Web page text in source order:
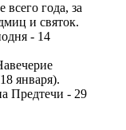
года, за
и святок.
- 14
января).
Предтечи - 29